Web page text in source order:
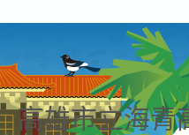
高雄市立海青